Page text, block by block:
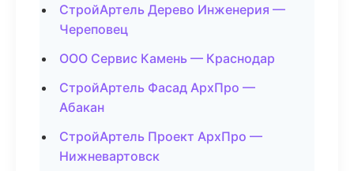
СтройАртель Дерево Инженерия —
Череповец
ООО Сервис Камень — Краснодар
СтройАртель Фасад АрхПро —
Абакан
СтройАртель Проект АрхПро —
Нижневартовск